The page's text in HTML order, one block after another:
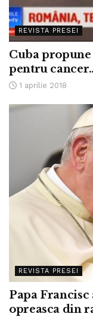
REVISTA PRESEI
Cuba
pentru
1 aprilie 2018
REVISTA PRESEI
Papa Francisc
opreasca din